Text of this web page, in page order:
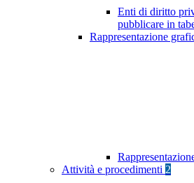
Enti di diritto
pubblicare in
Rappresentazione
Attività e procedimenti 2